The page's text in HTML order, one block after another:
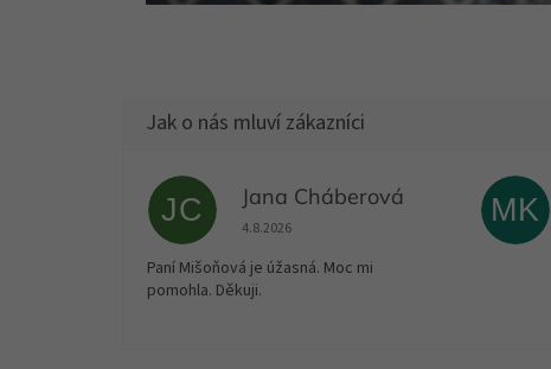
JC Jana Cháberová
Hodnocení obchodu je 5 z 5 hvězdiček.
4.8.2026
Paní Mišoňová je úžasná. Moc mi
pomohla. Děkuji.
MK